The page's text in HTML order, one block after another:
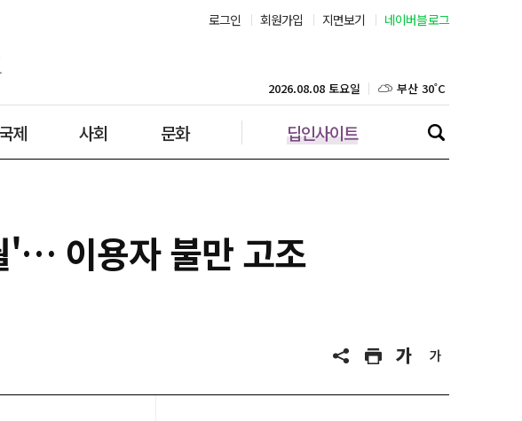
로그인 회원가입 지면보기 네이버블로그
국제 사회 문화 딥인사이트
2026.08.08 토요일 대구 30˚C
인천 30˚C
제주 29˚C
'… 이용자 불만 고조